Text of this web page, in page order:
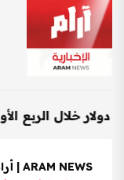
-
ARAM NEWS | أرام الإخبارية